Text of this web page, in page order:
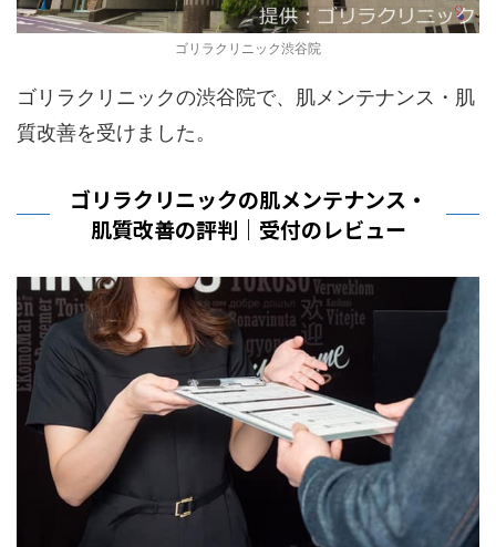
ゴリラクリニック渋谷院
ゴリラクリニックの渋谷院で、肌メンテナンス・肌
質改善を受けました。
ゴリラクリニックの肌メンテナンス・
肌質改善の評判｜受付のレビュー